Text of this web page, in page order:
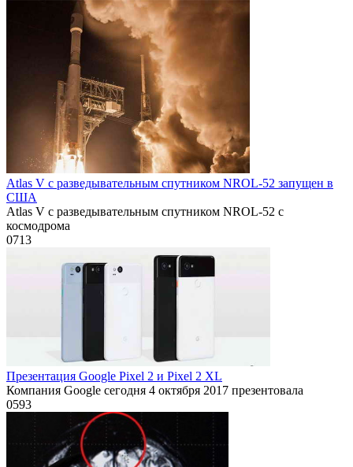
Atlas V с разведывательным спутником NROL-52 запущен в
США
Atlas V с разведывательным спутником NROL-52 с
космодрома
0713
Презентация Google Pixel 2 и Pixel 2 XL
Компания Google сегодня 4 октября 2017 презентовала
0593